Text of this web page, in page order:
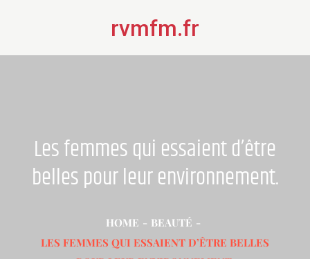
rvmfm.fr
Les femmes qui essaient d’être
belles pour leur environnement.
HOME
BEAUTÉ
LES FEMMES QUI ESSAIENT D’ÊTRE BELLES